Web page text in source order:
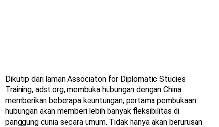
Dikutip dari laman Associaton for Diplomatic Studies
Training, adst.org, membuka hubungan dengan China
memberikan beberapa keuntungan, pertama pembukaan
hubungan akan memberi lebih banyak fleksibilitas di
panggung dunia secara umum. Tidak hanya akan berurusan